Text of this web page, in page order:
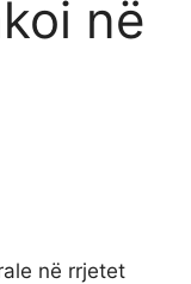
në
në rrjetet